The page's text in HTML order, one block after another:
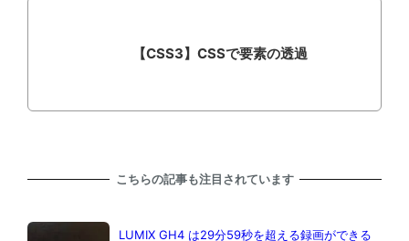
【CSS3】CSSで要素の透過
こちらの記事も注目されています
LUMIX GH4 は29分59秒を超える録画ができる